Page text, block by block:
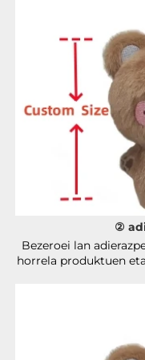
②
Bezeroei lan
horrela produktuen